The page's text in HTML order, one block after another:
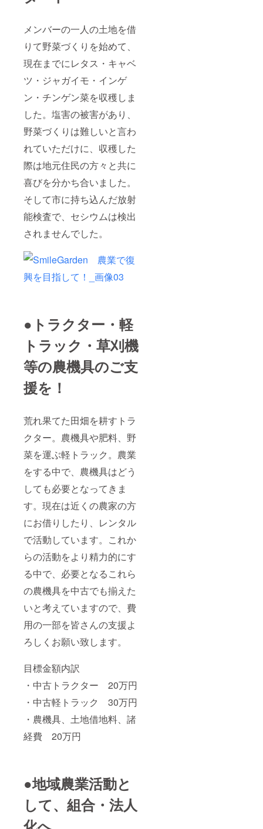
メンバーの一人の土地を借
りて野菜づくりを始めて、
現在までにレタス・キャベ
ツ・ジャガイモ・インゲ
ン・チンゲン菜を収穫しま
した。塩害の被害があり、
野菜づくりは難しいと言わ
れていただけに、収穫した
際は地元住民の方々と共に
喜びを分かち合いました。
そして市に持ち込んだ放射
能検査で、セシウムは検出
されませんでした。
●トラクター・軽
トラック・草刈機
等の農機具のご支
援を！
荒れ果てた田畑を耕すトラ
クター。農機具や肥料、野
菜を運ぶ軽トラック。農業
をする中で、農機具はどう
しても必要となってきま
す。現在は近くの農家の方
にお借りしたり、レンタル
で活動しています。これか
らの活動をより精力的にす
る中で、必要となるこれら
の農機具を中古でも揃えた
いと考えていますので、費
用の一部を皆さんの支援よ
ろしくお願い致します。
目標金額内訳
・中古トラクター 20万円
・中古軽トラック 30万円
・農機具、土地借地料、諸
経費 20万円
●地域農業活動と
して、組合・法人